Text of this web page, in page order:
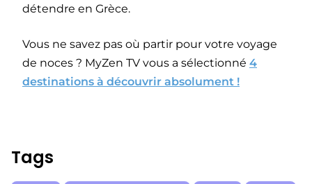
détendre en Grèce.
Vous ne savez pas où partir pour votre voyage
de noces ? MyZen TV vous a sélectionné 4
destinations à découvrir absolument !
Tags